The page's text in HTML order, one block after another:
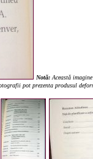
Notă: Această
pot prezenta produsul